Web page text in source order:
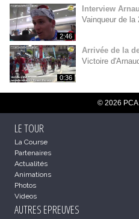
2:46
Interview
Vainqueur de la
0:36
Arrivée de la
Victoire
© 2026 PCA
LE TOUR
La Course
Partenaires
Actualités
Animations
Photos
Videos
AUTRES EPREUVES